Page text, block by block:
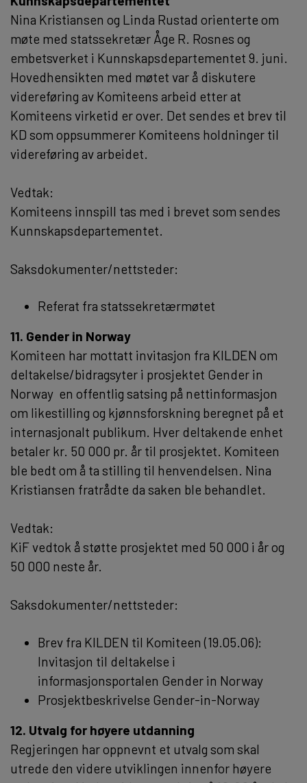
Nina Kristiansen og Linda Rustad orienterte om
møte med statssekretær Åge R. Rosnes og
embetsverket i Kunnskapsdepartementet 9. juni.
Hovedhensikten med møtet var å diskutere
videreføring av Komiteens arbeid etter at
Komiteens virketid er over. Det sendes et brev til
KD som oppsummerer Komiteens holdninger til
videreføring av arbeidet.
Vedtak:
Komiteens innspill tas med i brevet som sendes
Kunnskapsdepartementet.
Saksdokumenter/nettsteder:
Referat fra statssekretærmøtet
11. Gender in Norway
Komiteen har mottatt invitasjon fra KILDEN om
deltakelse/bidragsyter i prosjektet Gender in
Norway  en offentlig satsing på nettinformasjon
om likestilling og kjønnsforskning beregnet på et
internasjonalt publikum. Hver deltakende enhet
betaler kr. 50 000 pr. år til prosjektet. Komiteen
ble bedt om å ta stilling til henvendelsen. Nina
Kristiansen fratrådte da saken ble behandlet.
Vedtak:
KiF vedtok å støtte prosjektet med 50 000 i år og
50 000 neste år.
Saksdokumenter/nettsteder:
Brev fra KILDEN til Komiteen (19.05.06):
Invitasjon til deltakelse i
informasjonsportalen Gender in Norway
Prosjektbeskrivelse Gender-in-Norway
12. Utvalg for høyere utdanning
Regjeringen har oppnevnt et utvalg som skal
utrede den videre utviklingen innenfor høyere